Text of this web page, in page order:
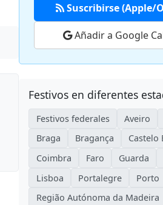
Suscribirse (Apple/
Añadir a Google
Festivos en diferentes
Festivos federales Aveiro
Braga
Bragança
Castelo
Coimbra
Faro Guarda
Lisboa
Portalegre
Porto
Região Autónoma da Madeira